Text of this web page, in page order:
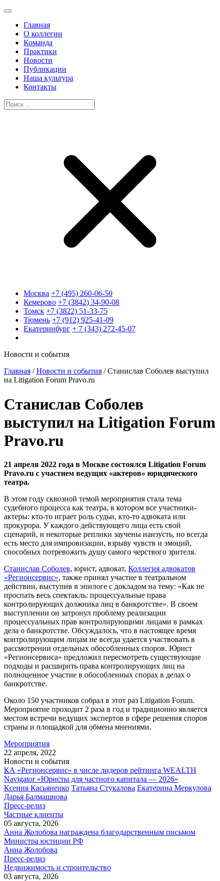
Главная
О коллегии
Команда
Практики
Новости
Публикации
Наша культура
Контакты
Москва +7 (495) 260-06-50
Кемерово +7 (3842) 34-90-08
Томск +7 (3822) 51-33-75
Тюмень +7 (912) 925-41-09
Екатеринбург + 7 (343) 272-45-07
Новости и события
Главная /Новости и события /Станислав Соболев выступил
на Litigation Forum Pravo.ru
Станислав Соболев
выступил на Litigation Forum
Pravo.ru
21 апреля 2022 года в Москве состоялся Litigation Forum
Pravo.ru c участием ведущих «актеров» юридического
театра.
В этом году сквозной темой мероприятия стала тема
судебного процесса как театра, в котором все участники-
актеры: кто-то играет роль судьи, кто-то адвоката или
прокурора. У каждого действующего лица есть свой
сценарий, и некоторые реплики заучены наизусть, но всегда
есть место для импровизации, взрыву чувств и эмоций,
способных потревожить душу самого черствого зрителя.
Станислав Соболев, юрист, адвокат, Коллегия адвокатов
«Регионсервис», также принял участие в театральном
действии, выступив в эпилоге с докладом на тему: «Как не
проспать весь спектакль: процессуальные права
контролирующих должника лиц в банкротстве». В cвоем
выступлении он затронул проблему реализации
процессуальных прав контролирующими лицами в рамках
дела о банкротстве. Обсуждалось, что в настоящее время
контролирующим лицам не всегда удается участвовать в
рассмотрении отдельных обособленных споров. Юрист
«Регионсервиса» предложил пересмотреть существующие
подходы и расширить права контролирующих лиц на
полноценное участие в обособленных спорах в делах о
банкротстве.
Около 150 участников собрал в этот раз Litigation Forum.
Мероприятие проходит 2 раза в год и традиционно является
местом встречи ведущих экспертов в сфере решения споров
страны и площадкой для обмена мнениями.
Мероприятия
22 апреля, 2022
Новости и события
КА «Регионсервис» в числе лидеров рейтинга WEALTH
Navigator «Юристы для частного капитала — 2026»
Ксения Касьяненко Татьяна Стукалова Екатерина Меркулова
Дарья Балмашнова
Пресс-релиз
Частные клиенты
05 августа, 2026
Анна Жолобова награждена благодарственным письмом
Министра юстиции РФ
Анна Жолобова
Пресс-релиз
Недвижимость и строительство
03 августа, 2026